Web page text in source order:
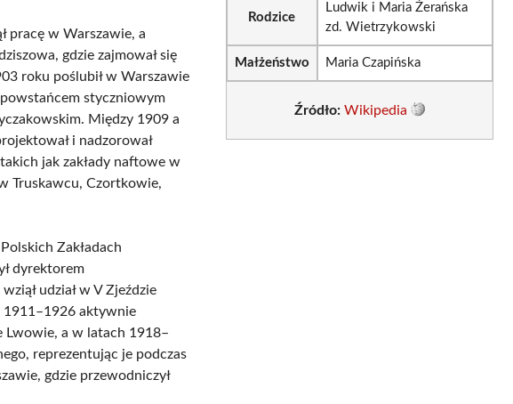
pracę w Warszawie, a
gdzie zajmował się
roku poślubił w Warszawie
styczniowym
Między 1909 a
i nadzorował
jak zakłady naftowe w
Truskawcu, Czortkowie,
Zakładach
dyrektorem
udział w V Zjeździe
1911–1926 aktywnie
Lwowie, a w latach 1918–
reprezentując je podczas
gdzie przewodniczył
Rodzice
Ludwik i Maria Żerańska
zd. Wietrzykowski
Małżeństwo Maria Czapińska
Źródło: Wikipedia